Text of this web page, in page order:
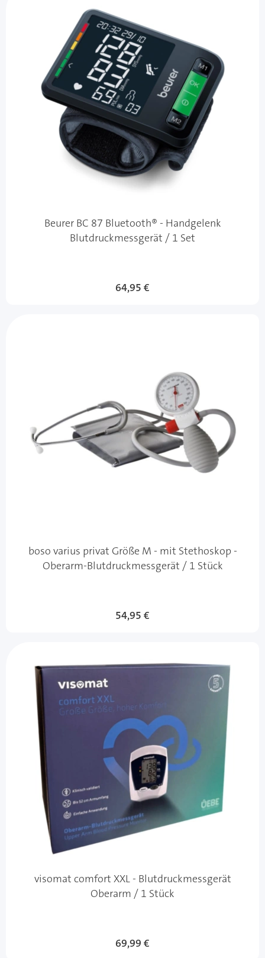
Beurer BC 87 Bluetooth® - Handgelenk
Blutdruckmessgerät / 1 Set
64,95 €
boso varius privat Größe M - mit Stethoskop -
Oberarm-Blutdruckmessgerät / 1 Stück
54,95 €
visomat comfort XXL - Blutdruckmessgerät
Oberarm / 1 Stück
69,99 €